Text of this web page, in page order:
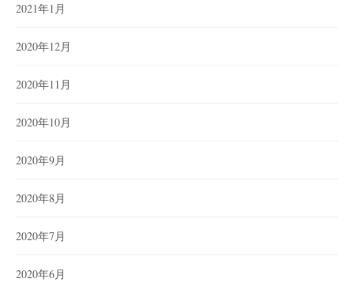
2021年1月
2020年12月
2020年11月
2020年10月
2020年9月
2020年8月
2020年7月
2020年6月